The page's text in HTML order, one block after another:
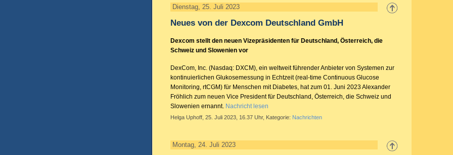
Dienstag, 25. Juli 2023
Neues von der Dexcom Deutschland GmbH
Dexcom stellt den neuen Vizepräsidenten für Deutschland, Österreich, die
Schweiz und Slowenien vor
DexCom, Inc. (Nasdaq: DXCM), ein weltweit führender Anbieter von Systemen zur
kontinuierlichen Glukosemessung in Echtzeit (real-time Continuous Glucose
Monitoring, rtCGM) für Menschen mit Diabetes, hat zum 01. Juni 2023 Alexander
Fröhlich zum neuen Vice President für Deutschland, Österreich, die Schweiz und
Slowenien ernannt. Nachricht lesen
Helga Uphoff, 25. Juli 2023, 16.37 Uhr, Kategorie: Nachrichten
Montag, 24. Juli 2023